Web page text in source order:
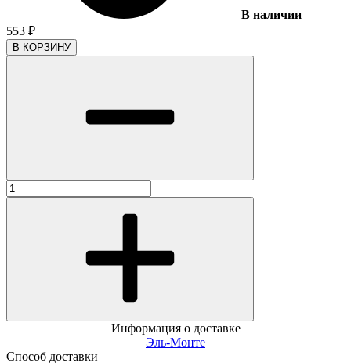
В наличии
553 ₽
В КОРЗИНУ
Информация о доставке
Эль-Монте
Способ доставки